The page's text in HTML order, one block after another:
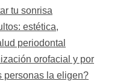
tu sonrisa
estética,
periodontal
orofacial y por
personas la eligen?